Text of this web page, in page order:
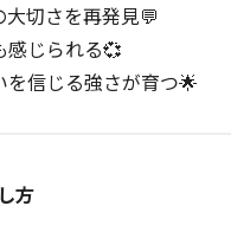
大切さを再発見💬
感じられる💞
信じる強さが育つ🌟
方